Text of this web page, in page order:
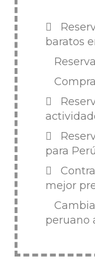
baratos
Reserva
Compra
para Perú
mejor
Cambia
peruano